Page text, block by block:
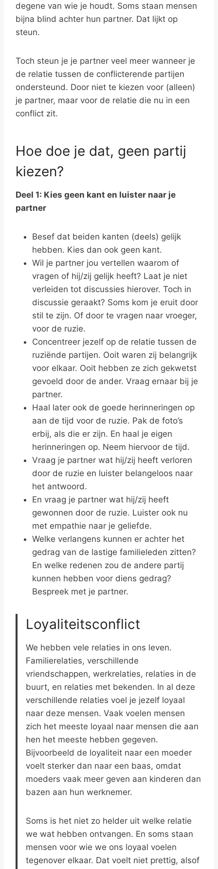
degene van wie je houdt. Soms staan mensen
bijna blind achter hun partner. Dat lijkt op
steun.
Toch steun je je partner veel meer wanneer je
de relatie tussen de conflicterende partijen
ondersteund. Door niet te kiezen voor (alleen)
je partner, maar voor de relatie die nu in een
conflict zit.
Hoe doe je dat, geen partij
kiezen?
Deel 1: Kies geen kant en luister naar je
partner
Besef dat beiden kanten (deels) gelijk
hebben. Kies dan ook geen kant.
Wil je partner jou vertellen waarom of
vragen of hij/zij gelijk heeft? Laat je niet
verleiden tot discussies hierover. Toch in
discussie geraakt? Soms kom je eruit door
stil te zijn. Of door te vragen naar vroeger,
voor de ruzie.
Concentreer jezelf op de relatie tussen de
ruziënde partijen. Ooit waren zij belangrijk
voor elkaar. Ooit hebben ze zich gekwetst
gevoeld door de ander. Vraag ernaar bij je
partner.
Haal later ook de goede herinneringen op
aan de tijd voor de ruzie. Pak de foto’s
erbij, als die er zijn. En haal je eigen
herinneringen op. Neem hiervoor de tijd.
Vraag je partner wat hij/zij heeft verloren
door de ruzie en luister belangeloos naar
het antwoord.
En vraag je partner wat hij/zij heeft
gewonnen door de ruzie. Luister ook nu
met empathie naar je geliefde.
Welke verlangens kunnen er achter het
gedrag van de lastige familieleden zitten?
En welke redenen zou de andere partij
kunnen hebben voor diens gedrag?
Bespreek met je partner.
Loyaliteitsconflict
We hebben vele relaties in ons leven.
Familierelaties, verschillende
vriendschappen, werkrelaties, relaties in de
buurt, en relaties met bekenden. In al deze
verschillende relaties voel je jezelf loyaal
naar deze mensen. Vaak voelen mensen
zich het meeste loyaal naar mensen die aan
hen het meeste hebben gegeven.
Bijvoorbeeld de loyaliteit naar een moeder
voelt sterker dan naar een baas, omdat
moeders vaak meer geven aan kinderen dan
bazen aan hun werknemer.
Soms is het niet zo helder uit welke relatie
we wat hebben ontvangen. En soms staan
mensen voor wie we ons loyaal voelen
tegenover elkaar. Dat voelt niet prettig, alsof